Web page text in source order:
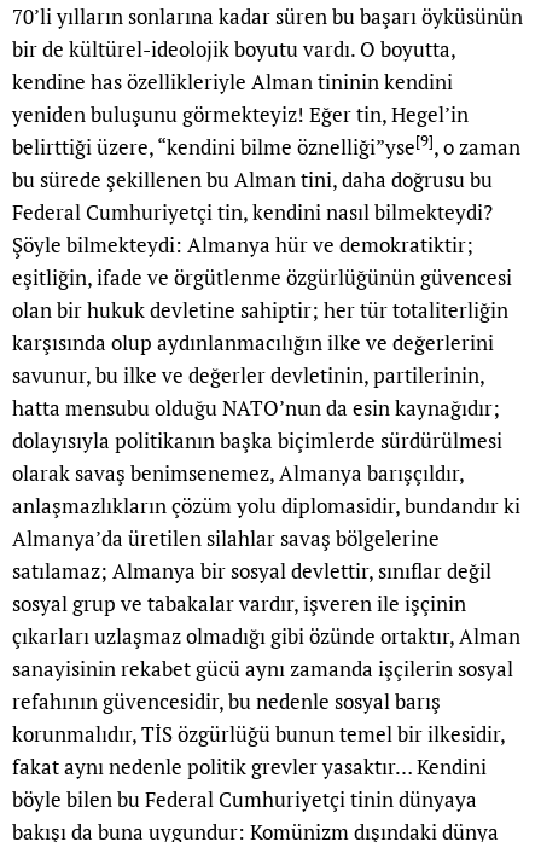
70’li yılların sonlarına kadar süren bu başarı öyküsünün
bir de kültürel-ideolojik boyutu vardı. O boyutta,
kendine has özellikleriyle Alman tininin kendini
yeniden buluşunu görmekteyiz! Eğer tin, Hegel’in
belirttiği üzere, “kendini bilme öznelliği”yse[9], o zaman
bu sürede şekillenen bu Alman tini, daha doğrusu bu
Federal Cumhuriyetçi tin, kendini nasıl bilmekteydi?
Şöyle bilmekteydi: Almanya hür ve demokratiktir;
eşitliğin, ifade ve örgütlenme özgürlüğünün güvencesi
olan bir hukuk devletine sahiptir; her tür totaliterliğin
karşısında olup aydınlanmacılığın ilke ve değerlerini
savunur, bu ilke ve değerler devletinin, partilerinin,
hatta mensubu olduğu NATO’nun da esin kaynağıdır;
dolayısıyla politikanın başka biçimlerde sürdürülmesi
olarak savaş benimsenemez, Almanya barışçıldır,
anlaşmazlıkların çözüm yolu diplomasidir, bundandır ki
Almanya’da üretilen silahlar savaş bölgelerine
satılamaz; Almanya bir sosyal devlettir, sınıflar değil
sosyal grup ve tabakalar vardır, işveren ile işçinin
çıkarları uzlaşmaz olmadığı gibi özünde ortaktır, Alman
sanayisinin rekabet gücü aynı zamanda işçilerin sosyal
refahının güvencesidir, bu nedenle sosyal barış
korunmalıdır, TİS özgürlüğü bunun temel bir ilkesidir,
fakat aynı nedenle politik grevler yasaktır… Kendini
böyle bilen bu Federal Cumhuriyetçi tinin dünyaya
bakışı da buna uygundur: Komünizm dışındaki dünya